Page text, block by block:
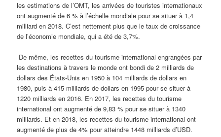
les estimations de l’OMT, les arrivées de touristes internationaux
ont augmenté de 6 % à l’échelle mondiale pour se situer à 1,4
milliard en 2018. C’est nettement plus que le taux de croissance
de l’économie mondiale, qui a été de 3,7%.
De même, les recettes du tourisme international engrangées par
les destinations à travers le monde ont bondi de 2 milliards de
dollars des États-Unis en 1950 à 104 milliards de dollars en
1980, puis à 415 milliards de dollars en 1995 pour se situer à
1220 milliards en 2016. En 2017, les recettes du tourisme
international ont augmenté de 9,83 % pour se situer à 1340
milliards. Et en 2018, les recettes du tourisme international ont
augmenté de plus de 4% pour atteindre 1448 milliards d’USD.